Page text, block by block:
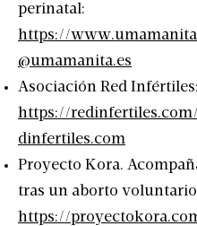
perinatal:
https://
@umamanita.es
Asociación Red Infértiles:
https://redinfertiles.com/
dinfertiles.com
Proyecto Kora.
tras un aborto
https://